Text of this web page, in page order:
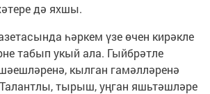
дә яхшы.
һәркем үзе өчен кирәкле
табып укый ала. Гыйбрәтле
кылган гамәлләренә
тырыш, уңган яшьтәшләре